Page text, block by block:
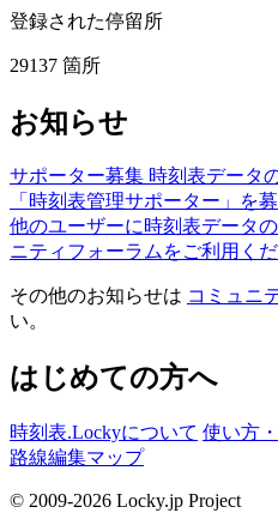
登録された停留所
29137 箇所
お知らせ
サポーター募集 時刻表データ
「時刻表管理サポーター」を
他のユーザーに時刻表データ
ニティフォーラムをご利用くだ
その他のお知らせは コミュニ
い。
はじめての方へ
時刻表.Lockyについて 使い方
路線編集マップ
© 2009-2026 Locky.jp Project